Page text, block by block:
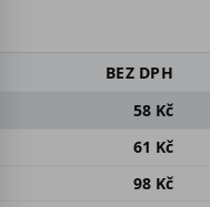
BEZ DPH
58 Kč
61 Kč
98 Kč